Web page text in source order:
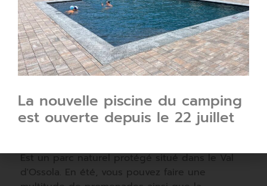
Cascade de Toce
C'est une cascade située dans Formazza à une
altitude de 1675 m. Elle est considérée comme
l'une des plus spectaculaires des Alpes
Est un parc naturel protégé situé dans le Val
d'Ossola. En été, vous pouvez faire une
La nouvelle piscine du camping
est ouverte depuis le 22 juillet